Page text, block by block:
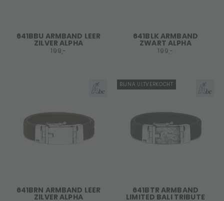
641BBU ARMBAND LEER
ZILVER ALPHA
199,-
641BLK ARMBAND
ZWART ALPHA
199,-
641BRN ARMBAND LEER
ZILVER ALPHA
BIJNA UITVERKOCHT
641BTR ARMBAND
LIMITED BALI TRIBUTE